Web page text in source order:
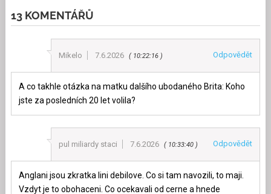
13 KOMENTÁŘŮ
Mikelo 7.6.2026 10:22:16 Odpovědět
A co takhle otázka na matku dalšího ubodaného Brita: Koho
jste za posledních 20 let volila?
pul miliardy staci 7.6.2026 10:33:40 Odpovědět
Anglani jsou zkratka lini debilove. Co si tam navozili, to maji.
Vzdyt je to obohaceni. Co ocekavali od cerne a hnede